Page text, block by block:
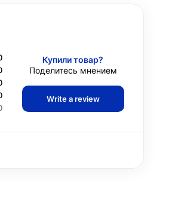
Купили товар?
Поделитесь мнением
Write a review